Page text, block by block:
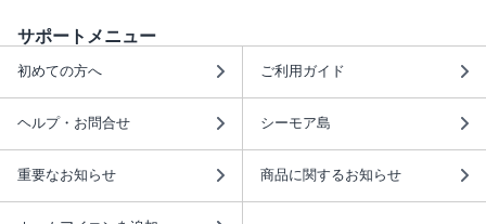
サポートメニュー
初めての方へ ご利用ガイド
ヘルプ・お問合せ シーモア島
重要なお知らせ 商品に関するお知らせ